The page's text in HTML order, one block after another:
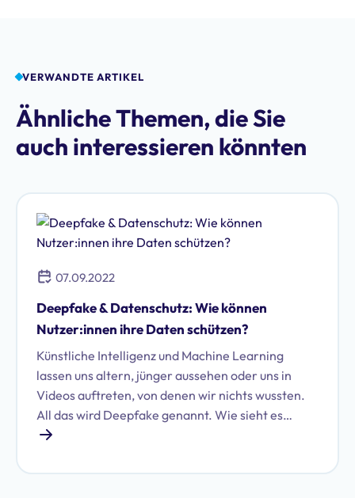
VERWANDTE ARTIKEL
Ähnliche Themen, die Sie
auch interessieren könnten
07.09.2022
Deepfake & Datenschutz: Wie können
Nutzer:innen ihre Daten schützen?
Künstliche Intelligenz und Machine Learning
lassen uns altern, jünger aussehen oder uns in
Videos auftreten, von denen wir nichts wussten.
All das wird Deepfake genannt. Wie sieht es
hierbei mit dem Datenschutz aus?